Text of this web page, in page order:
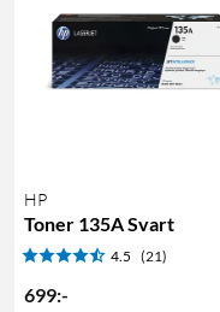
HP
Toner 135A Svart
4.5 (21)
699:-